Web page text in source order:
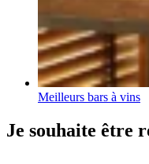
Meilleurs bars à vins
Je souhaite être